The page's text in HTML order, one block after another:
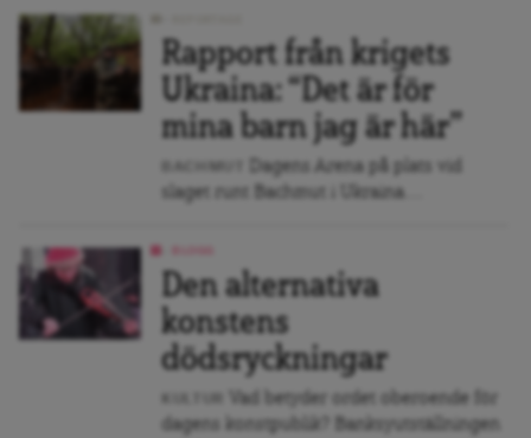
Rapport från krigets
Ukraina: “Det är för
mina barn jag är här”
Dagens Arena på plats vid
slaget runt Bachmut i Ukraina....
Den alternativa
konstens
dödsryckningar
Vad betyder ordet oberoende för
dagens konstpublik? Banksyutställningen